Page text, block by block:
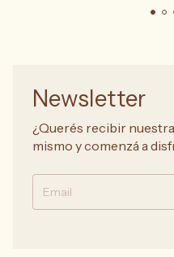
Newsletter
¿Querés recibir
mismo y comenzá a